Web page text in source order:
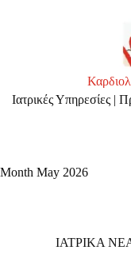
Ιατρικές Υπηρεσίες |
Month May 2026
ΙΑΤΡΙΚΑ